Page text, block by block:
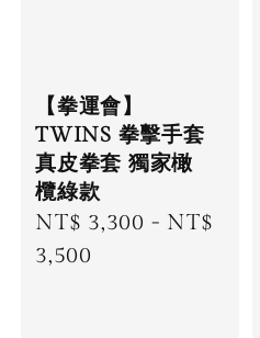
【拳運會】
TWINS 拳擊手套
真皮拳套 獨家橄
欖綠款
Regular
price
NT$ 3,300 - NT$
3,500